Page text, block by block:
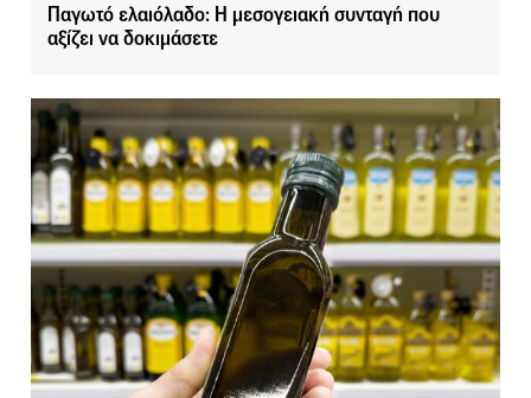
Παγωτό ελαιόλαδο: Η μεσογειακή συνταγή που
αξίζει να δοκιμάσετε